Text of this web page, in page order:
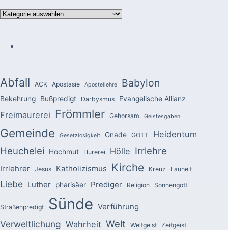
Kategorien
Abfall ACK Apostasie Apostellehre Babylon
Bekehrung Bußpredigt Darbysmus Evangelische Allianz
Freimaurerei Frömmler Gehorsam Geistesgaben
Gemeinde Gesetzlosigkeit Gnade GOTT Heidentum
Heuchelei Hochmut Hurerei Hölle Irrlehre
Irrlehrer Jesus Katholizismus Kirche Kreuz Lauheit
Liebe Luther pharisäer Prediger Religion Sonnengott
Straßenpredigt Sünde Verführung
Verweltlichung Wahrheit Welt Weltgeist Zeitgeist